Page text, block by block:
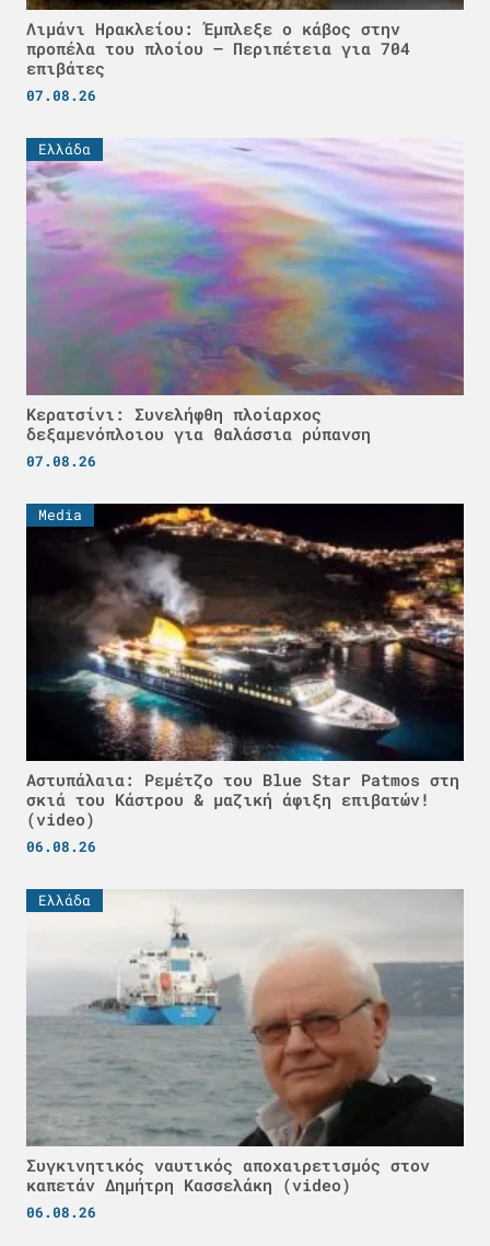
Λιμάνι Ηρακλείου: Έμπλεξε ο κάβος στην
προπέλα του πλοίου – Περιπέτεια για 704
επιβάτες
07.08.26
Ελλάδα
Κερατσίνι: Συνελήφθη πλοίαρχος
δεξαμενόπλοιου για θαλάσσια ρύπανση
07.08.26
Media
Αστυπάλαια: Ρεμέτζο του Blue Star Patmos στη
σκιά του Κάστρου & μαζική άφιξη επιβατών!
(video)
06.08.26
Ελλάδα
Συγκινητικός ναυτικός αποχαιρετισμός στον
καπετάν Δημήτρη Κασσελάκη (video)
06.08.26